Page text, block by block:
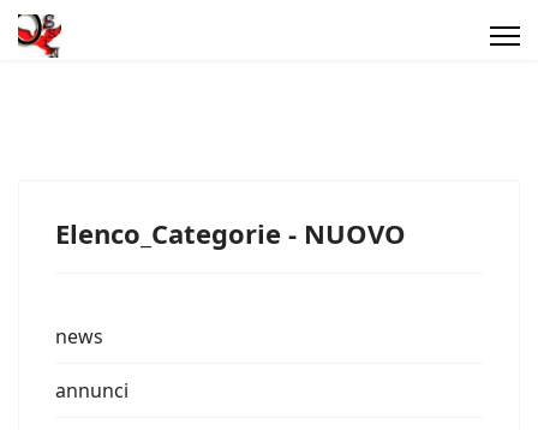
Elenco_Categorie - NUOVO
news
annunci